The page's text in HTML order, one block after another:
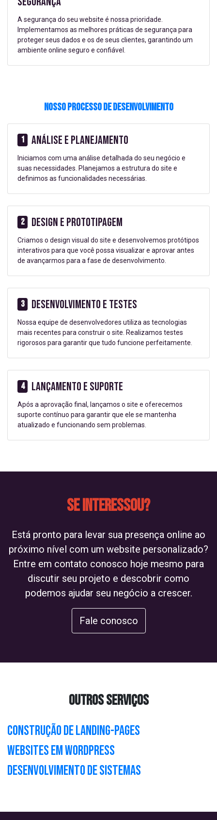
A segurança do seu website é nossa prioridade.
Implementamos as melhores práticas de segurança para
proteger seus dados e os de seus clientes, garantindo um
ambiente online seguro e confiável.
Nosso Processo de Desenvolvimento
1 Análise e Planejamento
Iniciamos com uma análise detalhada do seu negócio e
suas necessidades. Planejamos a estrutura do site e
definimos as funcionalidades necessárias.
2 Design e Prototipagem
Criamos o design visual do site e desenvolvemos protótipos
interativos para que você possa visualizar e aprovar antes
de avançarmos para a fase de desenvolvimento.
3 Desenvolvimento e Testes
Nossa equipe de desenvolvedores utiliza as tecnologias
mais recentes para construir o site. Realizamos testes
rigorosos para garantir que tudo funcione perfeitamente.
4 Lançamento e Suporte
Após a aprovação final, lançamos o site e oferecemos
suporte contínuo para garantir que ele se mantenha
atualizado e funcionando sem problemas.
Se interessou?
Está pronto para levar sua presença online ao
próximo nível com um website personalizado?
Entre em contato conosco hoje mesmo para
discutir seu projeto e descobrir como
podemos ajudar seu negócio a crescer.
Fale conosco
OUTROS SERVIÇOS
Construção de Landing-pages
Websites em Wordpress
Desenvolvimento de Sistemas